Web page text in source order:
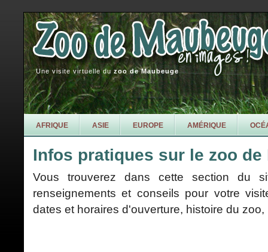
Une visite virtuelle duzoo de Maubeuge
AFRIQUE ASIE EUROPE AMÉRIQUE
Infos pratiques sur le zoo de
Vous trouverez dans cette section du
renseignements et conseils pour votre
dates et horaires d'ouverture, histoire du zoo,